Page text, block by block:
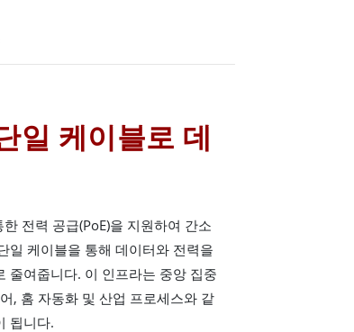
일 케이블로 데
전력 공급(PoE)을 지원하여 간소
일 케이블을 통해 데이터와 전력을
줄여줍니다. 이 인프라는 중앙 집중
, 홈 자동화 및 산업 프로세스와 같
됩니다.